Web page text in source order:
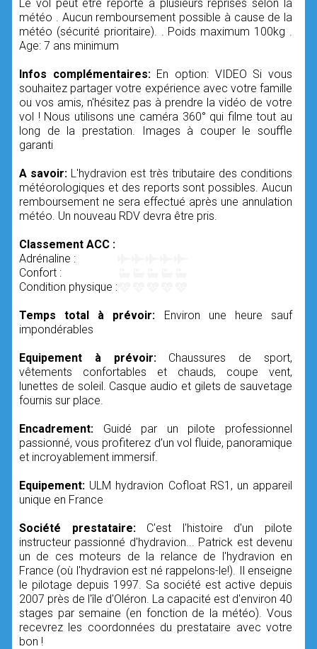
Le vol peut être reporté à plusieurs reprises selon la
météo . Aucun remboursement possible à cause de la
météo (sécurité prioritaire). . Poids maximum 100kg .
Age: 7 ans minimum
Infos complémentaires: En option: VIDEO Si vous
souhaitez partager votre expérience avec votre famille
ou vos amis, n'hésitez pas à prendre la vidéo de votre
vol ! Nous utilisons une caméra 360° qui filme tout au
long de la prestation. Images à couper le souffle
garanti
A savoir: L'hydravion est très tributaire des conditions
météorologiques et des reports sont possibles. Aucun
remboursement ne sera effectué après une annulation
météo. Un nouveau RDV devra être pris.
Classement ACC :
Adrénaline :
Confort :
Condition physique :
Temps total à prévoir: Environ une heure sauf
impondérables
Equipement à prévoir: Chaussures de sport,
vêtements confortables et chauds, coupe vent,
lunettes de soleil. Casque audio et gilets de sauvetage
fournis sur place.
Encadrement: Guidé par un pilote professionnel
passionné, vous profiterez d’un vol fluide, panoramique
et incroyablement immersif.
Equipement: ULM hydravion Cofloat RS1, un appareil
unique en France
Société prestataire: C'est l'histoire d'un pilote
instructeur passionné d'hydravion... Patrick est devenu
un de ces moteurs de la relance de l'hydravion en
France (où l'hydravion est né rappelons-le!). Il enseigne
le pilotage depuis 1997. Sa société est active depuis
2007 près de l'île d'Oléron. La capacité est d'environ 40
stages par semaine (en fonction de la météo). Vous
recevrez les coordonnées du prestataire avec votre
bon !